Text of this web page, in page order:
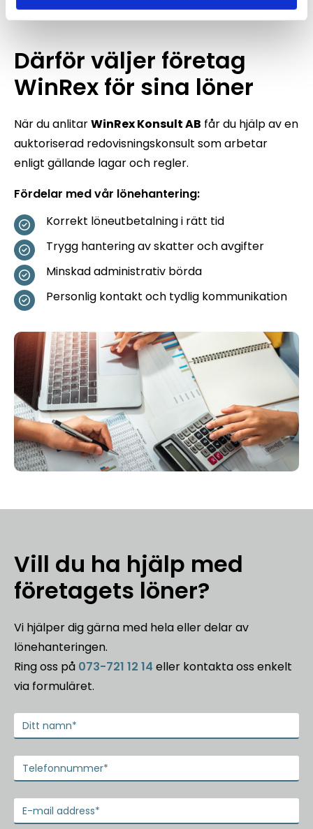
Därför väljer företag
WinRex för sina löner
När du anlitarWinRex Konsult AB får du hjälp av en
auktoriserad redovisningskonsult som arbetar
enligt gällande lagar och regler.
Fördelar med vår lönehantering:
Korrekt löneutbetalning i rätt tid
Trygg hantering av skatter och avgifter
Minskad administrativ börda
Personlig kontakt och tydlig kommunikation
Vill du ha hjälp med
företagets löner?
Vi hjälper dig gärna med hela eller delar av
lönehanteringen.
Ring oss på 073-721 12 14 eller kontakta oss enkelt
via formuläret.